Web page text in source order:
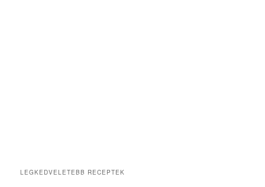
LEGKEDVELETEBB RECEPTEK